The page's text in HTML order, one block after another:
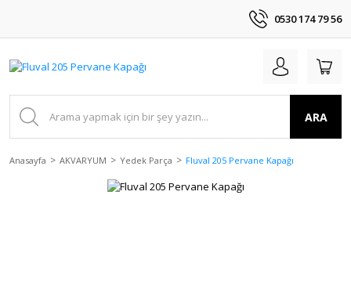
0530 174 79 56
ARA
Anasayfa AKVARYUM Yedek Parça Fluval 205 Pervane Kapağı